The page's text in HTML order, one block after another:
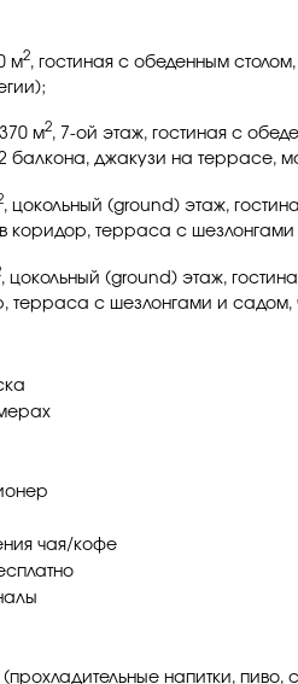
м2, гостиная с обеденным
м2, 7-ой этаж, гостиная с
балкона, джакузи на террасе,
, цокольный (ground) этаж,
коридор, терраса с
, цокольный (ground) этаж,
терраса с шезлонгами и
чая/кофе
напитки, пиво,